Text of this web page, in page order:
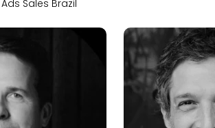
Sales Brazil